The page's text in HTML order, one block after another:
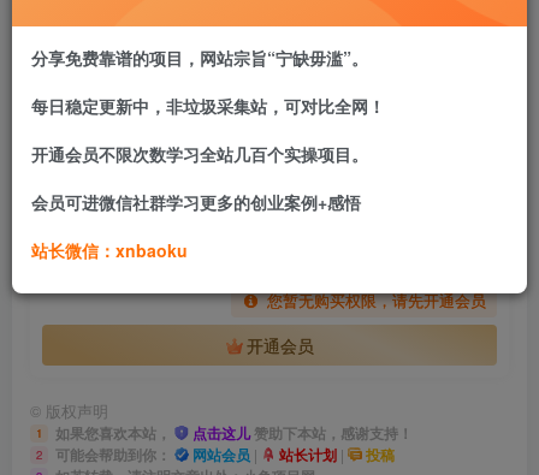
此内容为付费资源，请付费后查看
会员专属资源
网站会员免费
您暂无购买权限，请先开通会员
开通会员
© 版权声明
1 如果您喜欢本站， 点击这儿赞助下本站，感谢支持！
2 可能会帮助到你： 网站会员 | 站长计划 | 投稿
分享免费靠谱的项目，网站宗旨“宁缺毋滥”。
每日稳定更新中，非垃圾采集站，可对比全网！
开通会员不限次数学习全站几百个实操项目。
会员可进微信社群学习更多的创业案例+感悟
站长微信：xnbaoku